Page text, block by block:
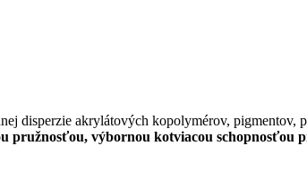
disperzie akrylátových kopolymérov,
pružnosťou, výbornou kotviacou schopnosťou